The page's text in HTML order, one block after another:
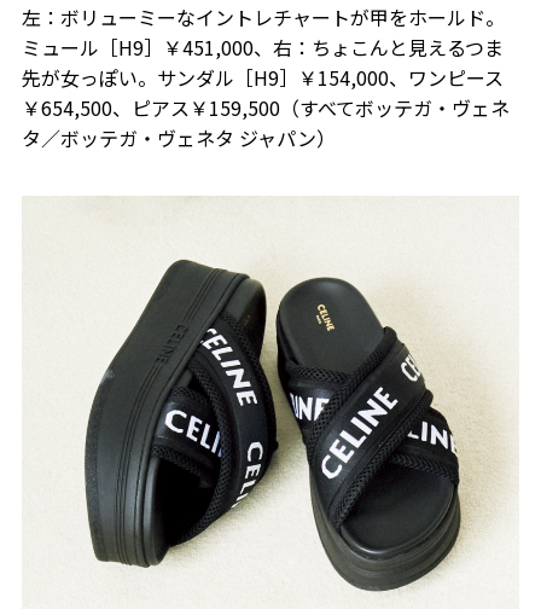
左：ボリューミーなイントレチャートが甲をホールド。
ミュール［H9］￥451,000、右：ちょこんと見えるつま
先が女っぽい。サンダル［H9］￥154,000、ワンピース
￥654,500、ピアス￥159,500（すべてボッテガ・ヴェネ
タ／ボッテガ・ヴェネタ ジャパン）